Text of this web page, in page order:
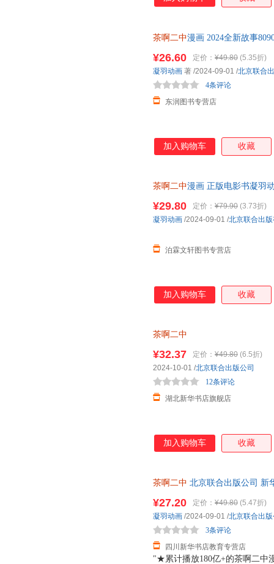
茶啊二中漫画 2024全新故事
¥26.60 定价： ¥49.80 (5.35折)
东润图书专营店
4条评论
凝羽动画 著 /2024-09-01 /北京联合
加入购物车 收藏
茶啊二中漫画 正版电影书凝羽
¥29.80 定价： ¥79.90 (3.73折)
泊霖文轩图书专营店
凝羽动画 /2024-09-01 /北京联合出
加入购物车 收藏
茶啊二中
¥32.37 定价： ¥49.80 (6.5折)
湖北新华书店旗舰店
12条评论
2024-10-01 /北京联合出版公司
加入购物车 收藏
茶啊二中 北京联合出版公司 新
"★累计播放180亿+的茶啊二中
¥27.20 定价： ¥49.80 (5.47折)
四川新华书店教育专营店
3条评论
凝羽动画 /2024-09-01 /北京联合出